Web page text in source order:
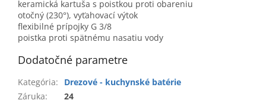
keramická kartuša s poistkou proti obareniu
otočný (230°), vyťahovací výtok
flexibilné prípojky G 3/8
poistka proti spätnému nasatiu vody
Dodatočné parametre
Kategória:
Drezové - kuchynské batérie
Záruka:
24